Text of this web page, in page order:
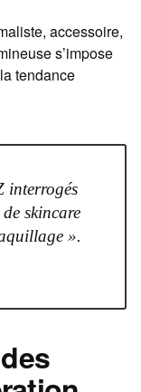
accessoire,
s’impose
tendance
interrogés
skincare
».